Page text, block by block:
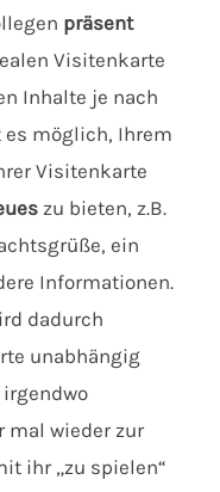
präsent
Visitenkarte
Inhalte je nach
es möglich, Ihrem
Visitenkarte
zu bieten, z.B.
ein
Informationen.
dadurch
unabhängig
irgendwo
mal wieder zur
ihr „zu spielen“